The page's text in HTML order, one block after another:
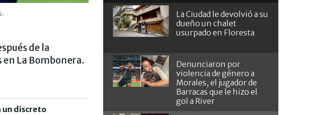
de la
La Bombonera.
un discreto
La Ciudad le devolvió a su
dueño un chalet
usurpado en Floresta
Denunciaron por
violencia de género a
Morales, el jugador de
Barracas que le hizo el
gol a River